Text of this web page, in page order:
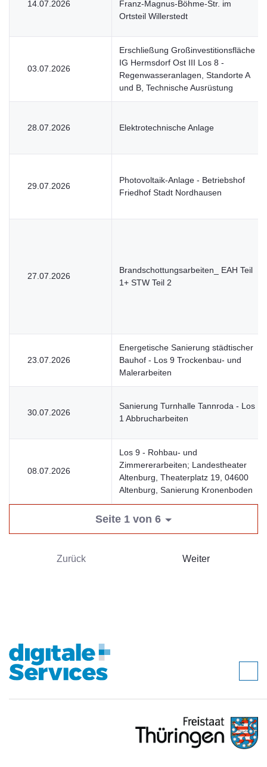
14.07.2026
Franz-Magnus-Böhme-Str. im
Ortsteil Willerstedt
03.07.2026
Erschließung Großinvestitionsfläche
IG Hermsdorf Ost III Los 8 -
Regenwasseranlagen, Standorte A
und B, Technische Ausrüstung
28.07.2026 Elektrotechnische Anlage
29.07.2026
Photovoltaik-Anlage - Betriebshof
Friedhof Stadt Nordhausen
27.07.2026
Brandschottungsarbeiten_ EAH Teil
1+ STW Teil 2
23.07.2026
Energetische Sanierung städtischer
Bauhof - Los 9 Trockenbau- und
Malerarbeiten
30.07.2026
Sanierung Turnhalle Tannroda - Los
1 Abbrucharbeiten
08.07.2026
Los 9 - Rohbau- und
Zimmererarbeiten; Landestheater
Altenburg, Theaterplatz 19, 04600
Altenburg, Sanierung Kronenboden
Seite 1 von 6
Zurück Weiter